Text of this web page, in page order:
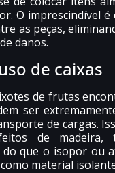
O imprescindível
as peças,
danos.
de caixas
de frutas
ser
de cargas.
de madeira,
do que o isopor ou
material